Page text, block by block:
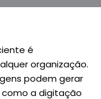
é
organização.
podem gerar
a digitação